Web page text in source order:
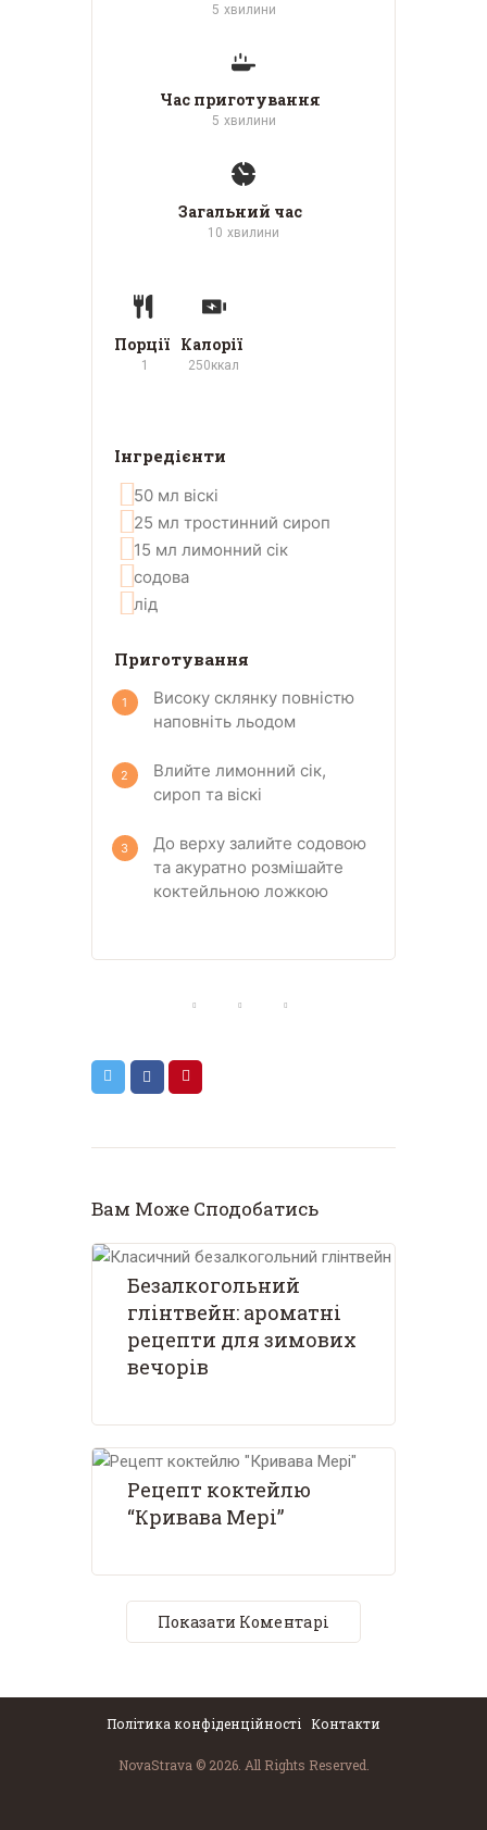
5 хвилини
Час приготування
5 хвилини
Загальний час
10 хвилини
Порції
1
Калорії
250ккал
Інгредієнти
50 мл віскі
25 мл тростинний сироп
15 мл лимонний сік
содова
лід
Приготування
Високу склянку повністю
наповніть льодом
Влийте лимонний сік,
сироп та віскі
До верху залийте содовою
та акуратно розмішайте
коктейльною ложкою
Вам Може Сподобатись
Безалкогольний
глінтвейн: ароматні
рецепти для зимових
вечорів
Рецепт коктейлю
“Кривава Мері”
Показати Коментарі
Політика конфіденційності Контакти
NovaStrava © 2026. All Rights Reserved.